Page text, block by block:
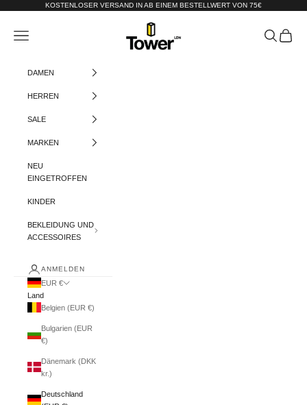
Zum Inhalt springenKOSTENLOSER VERSAND IN AB EINEM BESTELLWERT VON 75€
Tower-London.De
Menü Suchen
DAMEN
HERREN
SALE
MARKEN
NEU
EINGETROFFEN
KINDER
BEKLEIDUNG UND
ACCESSOIRES
ANMELDEN
EUR €
Land
Belgien (EUR €)
Bulgarien (EUR
€)
Dänemark (DKK
kr.)
Deutschland